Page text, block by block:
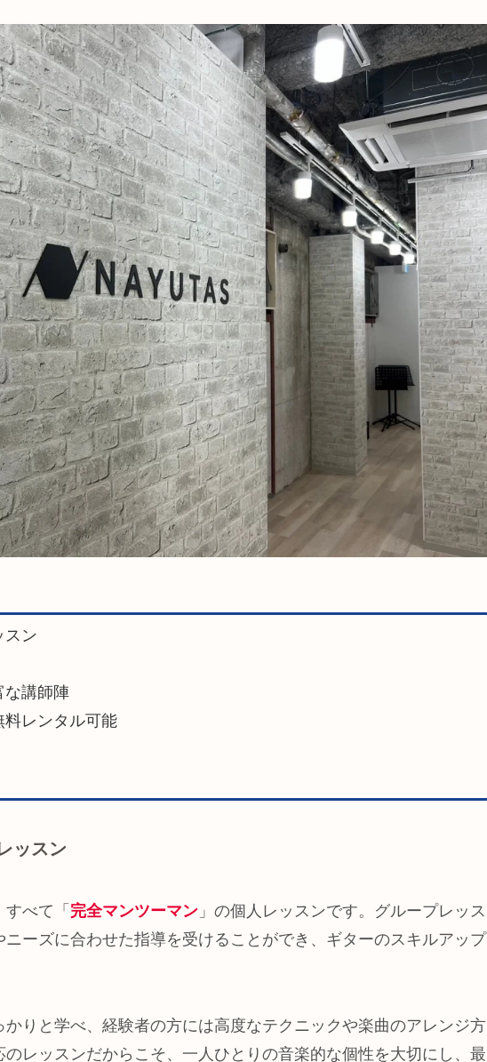
スン
な講師陣
料レンタル可能
ッスン
べて「 完全マンツーマン 」の個人レッスンです。グループレッス
ーズに合わせた指導を受けることができ、ギターのスキルアップ
りと学べ、経験者の方には高度なテクニックや楽曲のアレンジ方
レッスンだからこそ、一人ひとりの音楽的な個性を大切にし、最